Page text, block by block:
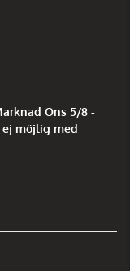
Ons 5/8 -
ej möjlig med